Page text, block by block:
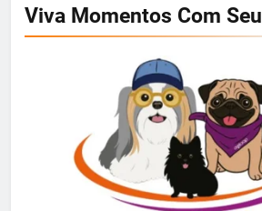
Viva Momentos Com Seu